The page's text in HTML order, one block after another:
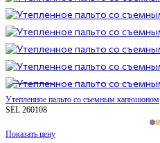
Утепленное пальто со съемным капюшоном
SEL 260108
Показать цену